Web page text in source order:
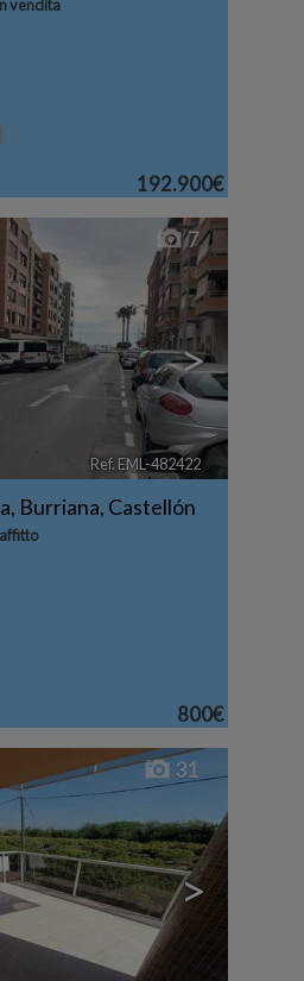
vendita
192.900€
>
7
Ref. EML-482422
, Burriana, Castellón
800€
>
31